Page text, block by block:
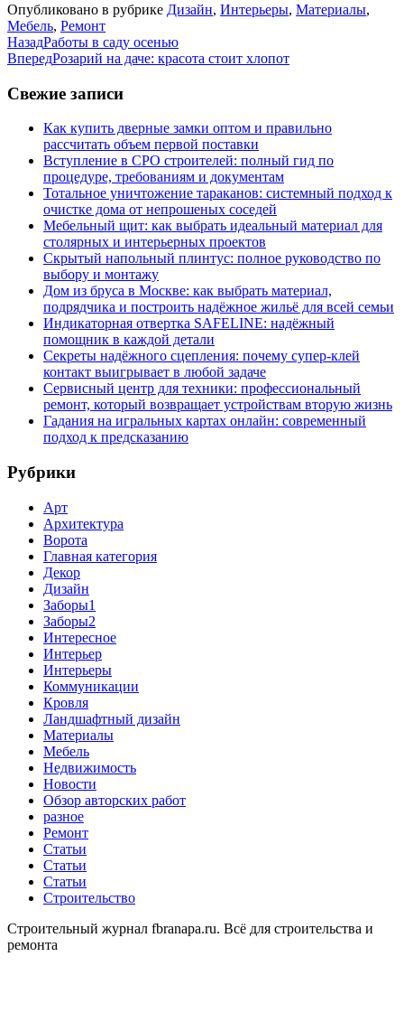
Опубликовано в рубрике Дизайн, Интерьеры, Материалы,
Мебель, Ремонт
НазадРаботы в саду осенью
ВпередРозарий на даче: красота стоит хлопот
Свежие записи
Как купить дверные замки оптом и правильно
рассчитать объем первой поставки
Вступление в СРО строителей: полный гид по
процедуре, требованиям и документам
Тотальное уничтожение тараканов: системный подход к
очистке дома от непрошеных соседей
Мебельный щит: как выбрать идеальный материал для
столярных и интерьерных проектов
Скрытый напольный плинтус: полное руководство по
выбору и монтажу
Дом из бруса в Москве: как выбрать материал,
подрядчика и построить надёжное жильё для всей семьи
Индикаторная отвертка SAFELINE: надёжный
помощник в каждой детали
Секреты надёжного сцепления: почему супер‑клей
контакт выигрывает в любой задаче
Сервисный центр для техники: профессиональный
ремонт, который возвращает устройствам вторую жизнь
Гадания на игральных картах онлайн: современный
подход к предсказанию
Рубрики
Арт
Архитектура
Ворота
Главная категория
Декор
Дизайн
Заборы1
Заборы2
Интересное
Интерьер
Интерьеры
Коммуникации
Кровля
Ландшафтный дизайн
Материалы
Мебель
Недвижимость
Новости
Обзор авторских работ
разное
Ремонт
Статьи
Статьи
Статьи
Строительство
Строительный журнал fbranapa.ru. Всё для строительства и
ремонта